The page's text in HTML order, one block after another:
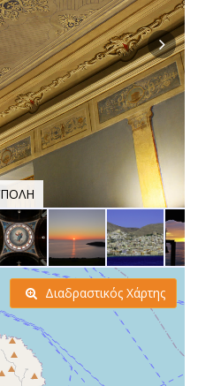
CN
Διαδραστικός Χάρτης